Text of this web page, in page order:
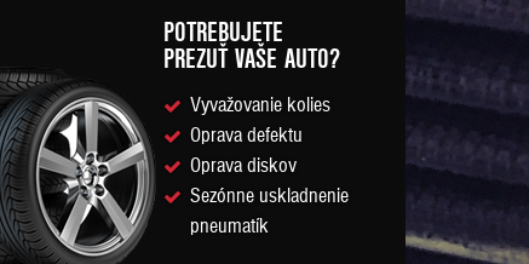
POTREBUJETE
PREZUŤ VAŠE AUTO?
Vyvažovanie kolies
Oprava defektu
Oprava diskov
Sezónne uskladnenie
pneumatík